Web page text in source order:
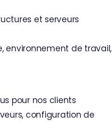
et serveurs
environnement de travail,
pour nos clients
configuration de